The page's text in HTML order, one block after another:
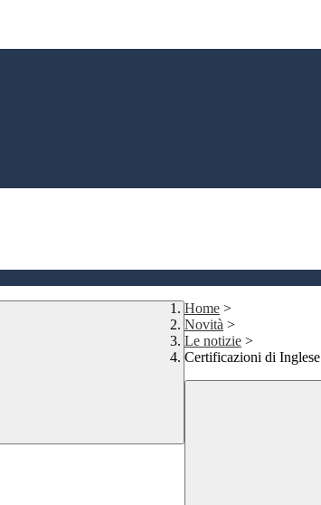
Home >
Novità >
Le notizie >
Certificazioni di Inglese